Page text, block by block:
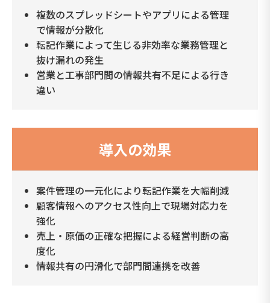
複数のスプレッドシートやアプリによる管理
で情報が分散化
転記作業によって生じる非効率な業務管理と
抜け漏れの発生
営業と工事部門間の情報共有不足による行き
違い
導入の効果
案件管理の一元化により転記作業を大幅削減
顧客情報へのアクセス性向上で現場対応力を
強化
売上・原価の正確な把握による経営判断の高
度化
情報共有の円滑化で部門間連携を改善